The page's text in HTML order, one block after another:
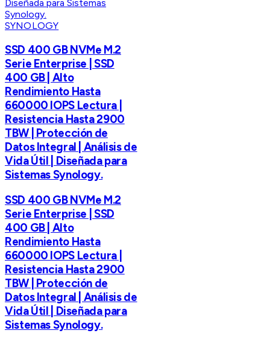
SYNOLOGY
SSD 400 GB NVMe M.2
Serie Enterprise | SSD
400 GB | Alto
Rendimiento Hasta
660000 IOPS Lectura |
Resistencia Hasta 2900
TBW | Protección de
Datos Integral | Análisis de
Vida Útil | Diseñada para
Sistemas Synology.
SSD 400 GB NVMe M.2
Serie Enterprise | SSD
400 GB | Alto
Rendimiento Hasta
660000 IOPS Lectura |
Resistencia Hasta 2900
TBW | Protección de
Datos Integral | Análisis de
Vida Útil | Diseñada para
Sistemas Synology.